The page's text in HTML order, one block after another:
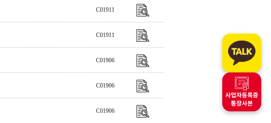
C01911
C01911
C01906
C01906
C01906